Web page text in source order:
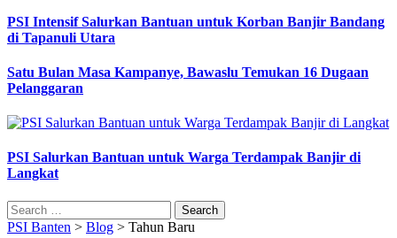
PSI Intensif Salurkan Bantuan untuk Korban Banjir Bandang
di Tapanuli Utara
Satu Bulan Masa Kampanye, Bawaslu Temukan 16 Dugaan
Pelanggaran
PSI Salurkan Bantuan untuk Warga Terdampak Banjir di
Langkat
Search
for:
PSI Banten > Blog > Tahun Baru